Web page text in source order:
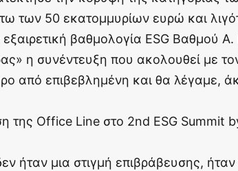
των 50 εκατομμυρίων ευρώ και
βαθμολογία ESG Βαθμού
η συνέντευξη που ακολουθεί με
από επιβεβλημένη και θα λέγαμε,
της Office Line στo 2nd ESG Summit
ήταν μια στιγμή επιβράβευσης,